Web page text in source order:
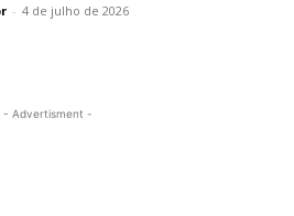
- 4 de julho de 2026
- Advertisment -